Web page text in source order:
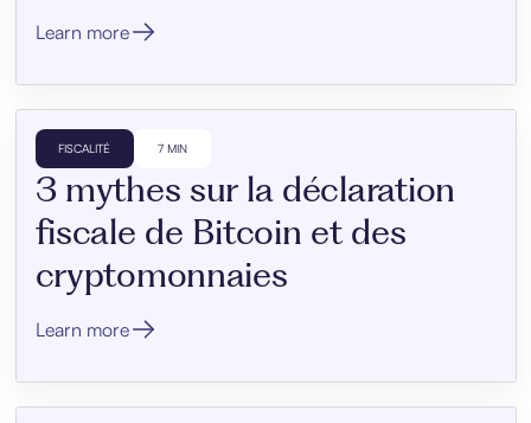
Learn more
FISCALITÉ 7 MIN
3 mythes sur la déclaration
fiscale de Bitcoin et des
cryptomonnaies
Learn more